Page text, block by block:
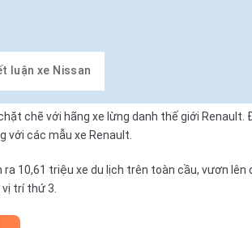
luận xe Nissan
chẽ với hãng xe lừng danh thế giới Renault.
với các mẫu xe Renault.
10,61 triệu xe du lịch trên toàn cầu, vươn lên
trí thứ 3.